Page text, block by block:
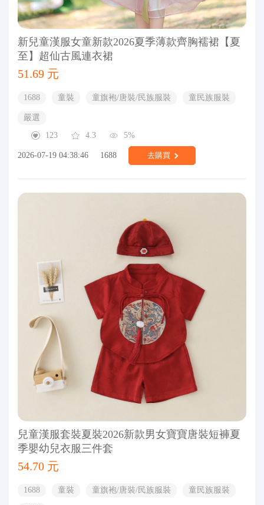
新兒童漢服女童新款2026夏季薄款齊胸襦裙【夏
至】超仙古風連衣裙
51.69 元
1688 童裝 童旗袍/唐裝/民族服裝 童民族服裝
嚴選
123
4.3 5%
2026-07-19 04:38:46 1688 去購買
兒童漢服套裝夏裝2026新款男女寶寶唐裝短褲夏
季嬰幼兒衣服三件套
54.70 元
1688 童裝 童旗袍/唐裝/民族服裝 童民族服裝